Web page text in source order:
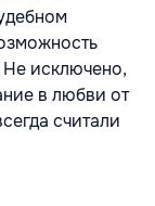
Не исключено,
в любви от
считали